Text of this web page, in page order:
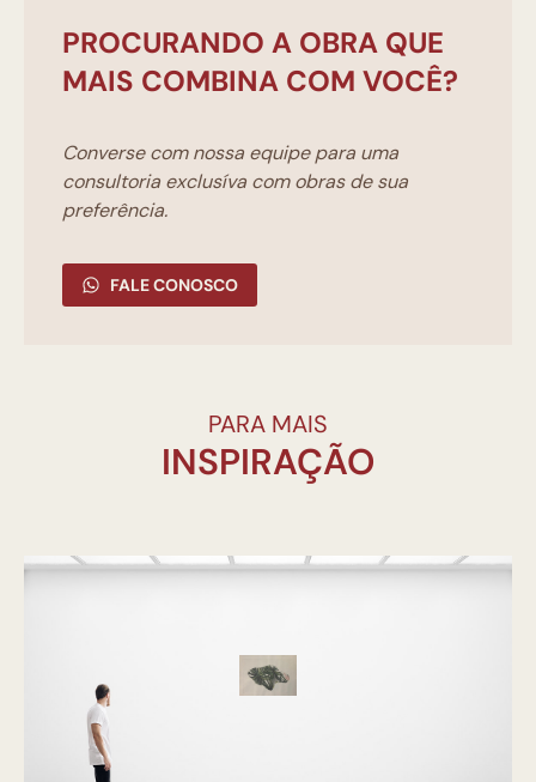
PROCURANDO A OBRA QUE
MAIS COMBINA COM VOCÊ?
Converse com nossa equipe para uma
consultoria exclusíva com obras de sua
preferência.
FALE CONOSCO
PARA MAIS
INSPIRAÇÃO